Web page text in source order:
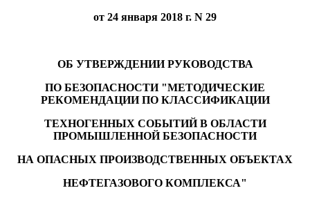
от 24 января 2018 г. N 29
ОБ УТВЕРЖДЕНИИ РУКОВОДСТВА
ПО БЕЗОПАСНОСТИ "МЕТОДИЧЕСКИЕ
РЕКОМЕНДАЦИИ ПО КЛАССИФИКАЦИИ
ТЕХНОГЕННЫХ СОБЫТИЙ В ОБЛАСТИ
ПРОМЫШЛЕННОЙ БЕЗОПАСНОСТИ
НА ОПАСНЫХ ПРОИЗВОДСТВЕННЫХ ОБЪЕКТАХ
НЕФТЕГАЗОВОГО КОМПЛЕКСА"